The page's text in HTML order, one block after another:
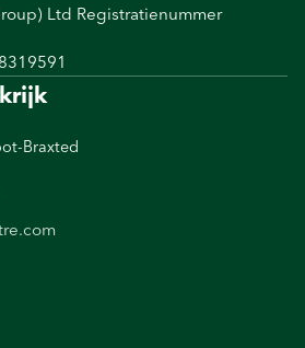
Ltd Registratienummer
Braxted